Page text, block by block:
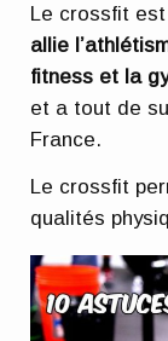
Le crossfit est
allie
fitness et la
et a tout de
France.
Le crossfit
qualités